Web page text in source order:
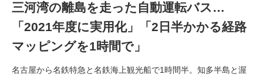
三河湾の離島を走った自動運転バス…
「2021年度に実用化」「2日半かかる経路
マッピングを1時間で」
名古屋から名鉄特急と名鉄海上観光船で1時間半。知多半島と渥